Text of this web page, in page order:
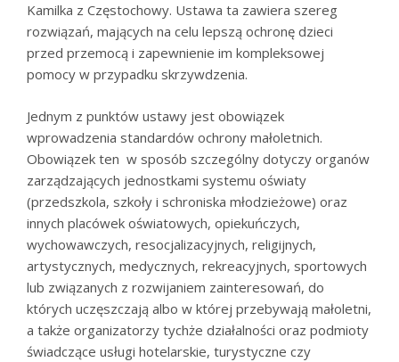
Kamilka z Częstochowy. Ustawa ta zawiera szereg
rozwiązań, mających na celu lepszą ochronę dzieci
przed przemocą i zapewnienie im kompleksowej
pomocy w przypadku skrzywdzenia.
Jednym z punktów ustawy jest obowiązek
wprowadzenia standardów ochrony małoletnich.
Obowiązek ten w sposób szczególny dotyczy organów
zarządzających jednostkami systemu oświaty
(przedszkola, szkoły i schroniska młodzieżowe) oraz
innych placówek oświatowych, opiekuńczych,
wychowawczych, resocjalizacyjnych, religijnych,
artystycznych, medycznych, rekreacyjnych, sportowych
lub związanych z rozwijaniem zainteresowań, do
których uczęszczają albo w której przebywają małoletni,
a także organizatorzy tychże działalności oraz podmioty
świadczące usługi hotelarskie, turystyczne czy